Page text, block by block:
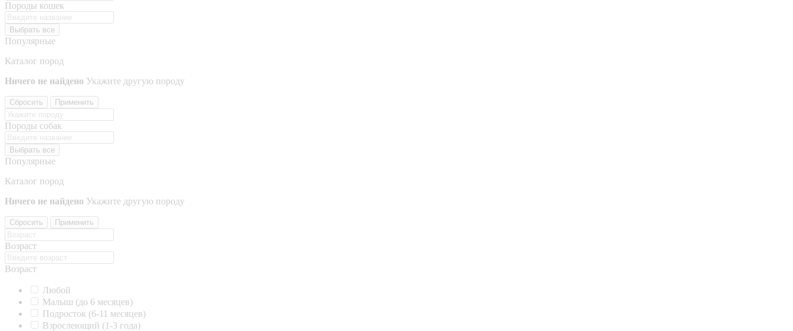
Породы кошек
Выбрать все
Популярные
Каталог пород
Ничего не найдено Укажите другую породу
Сбросить Применить
Породы собак
Выбрать все
Популярные
Каталог пород
Ничего не найдено Укажите другую породу
Сбросить Применить
Возраст
Возраст
Любой
Малыш (до 6 месяцев)
Подросток (6-11 месяцев)
Взрослеющий (1-3 года)